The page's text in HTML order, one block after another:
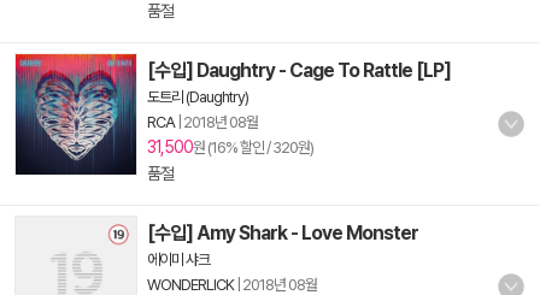
품절
[수입] Daughtry - Cage To Rattle [LP]
도트리 (Daughtry)
RCA| 2018년 08월
31,500원 (16% 할인 / 320원)
품절
[수입] Amy Shark - Love Monster
에이미 샤크
WONDERLICK| 2018년 08월